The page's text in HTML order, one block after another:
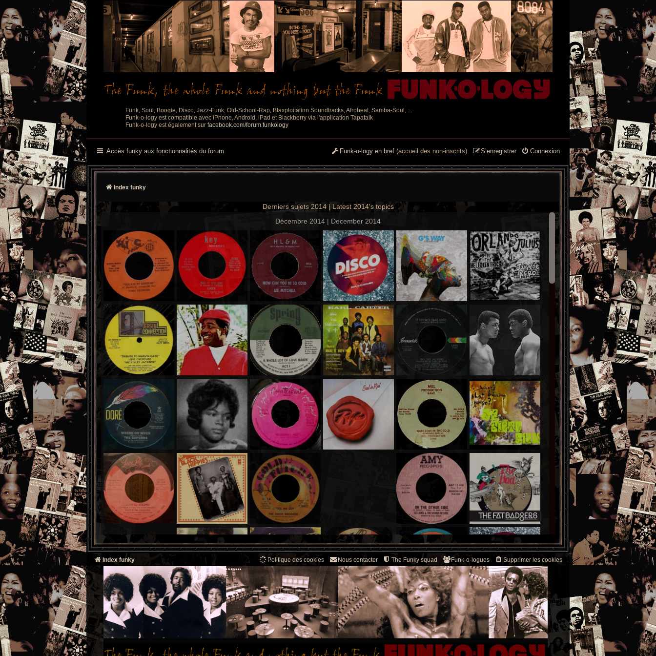
Funk, Soul, Boogie, Disco, Jazz-Funk, Old-School-Rap, Blaxploitation Soundtracks, Afrobeat, Samba-Soul, ...
Funk-o-logy est compatible avec iPhone, Android, iPad et Blackberry via l'application Tapatalk
Funk-o-logy est également sur facebook.com/forum.funkology
Accès funky aux fonctionnalités du forum Connexion
S’enregistrer
Funk-o-logy en bref (accueil des non-inscrits)
Index funky
Derniers sujets 2014 | Latest 2014's topics
Décembre 2014 | December 2014
Index funky Supprimer les cookies
Funk-o-logues
The Funky squad
Nous contacter
Politique des cookies